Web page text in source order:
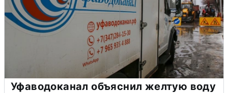
Уфаводоканал объяснил желтую воду